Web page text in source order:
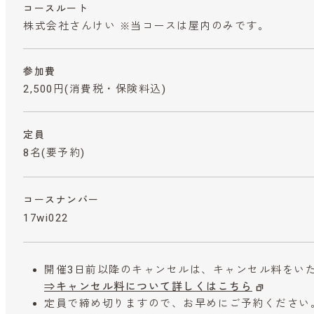
コースルート
株式会社さんけい ※当コースは屋内のみです。
参加費
2,500円 (消費税・保険料込)
定員
8名(要予約)
コースナンバー
17wi022
開催3日前以降のキャンセルは、キャンセル料をい
⇒キャンセル料について詳しくはこちら
定員で締め切りますので、お早めにご予約ください